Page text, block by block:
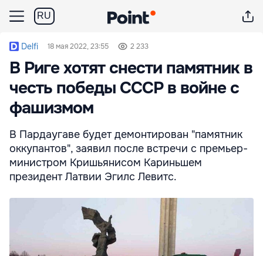
RU
Delfi 18 мая 2022, 23:55 2 233
В Риге хотят снести памятник в
честь победы СССР в войне с
фашизмом
В Пардаугаве будет демонтирован "памятник
оккупантов", заявил после встречи с премьер-
министром Кришьянисом Кариньшем
президент Латвии Эгилс Левитс.